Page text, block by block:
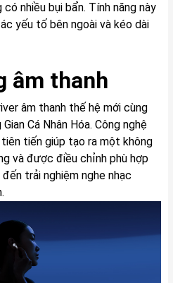
nhiều bụi bẩn. Tính năng này
yếu tố bên ngoài và kéo dài
âm thanh
âm thanh thế hệ mới cùng
Cá Nhân Hóa. Công nghệ
tiến giúp tạo ra một không
và được điều chỉnh phù hợp
trải nghiệm nghe nhạc